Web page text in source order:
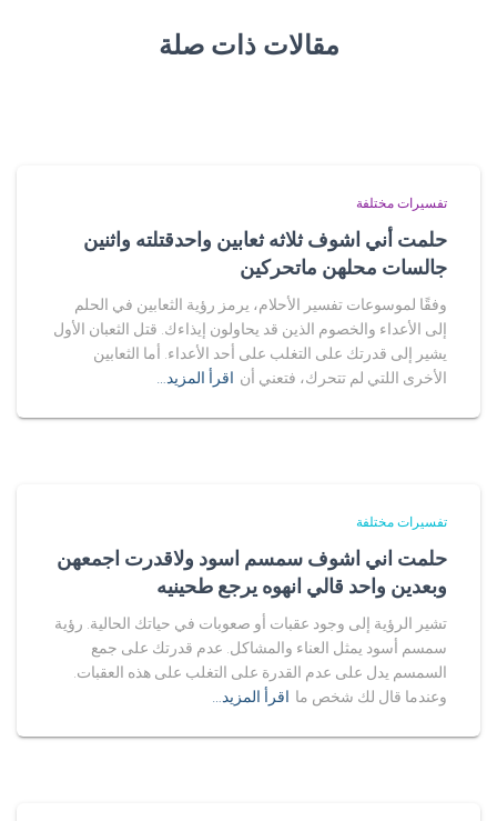
مقالات ذات صلة
تفسيرات مختلفة
حلمت أني اشوف ثلاثه ثعابين واحدقتلته واثنين
جالسات محلهن ماتحركين
وفقًا لموسوعات تفسير الأحلام، يرمز رؤية الثعابين في الحلم
إلى الأعداء والخصوم الذين قد يحاولون إيذاءك. قتل الثعبان الأول
يشير إلى قدرتك على التغلب على أحد الأعداء. أما الثعابين
الأخرى اللتي لم تتحرك، فتعني أن اقرأ المزيد…
تفسيرات مختلفة
حلمت اني اشوف سمسم اسود ولاقدرت اجمعهن
وبعدين واحد قالي انهوه يرجع طحينيه
تشير الرؤية إلى وجود عقبات أو صعوبات في حياتك الحالية. رؤية
سمسم أسود يمثل العناء والمشاكل. عدم قدرتك على جمع
السمسم يدل على عدم القدرة على التغلب على هذه العقبات.
وعندما قال لك شخص ما اقرأ المزيد…